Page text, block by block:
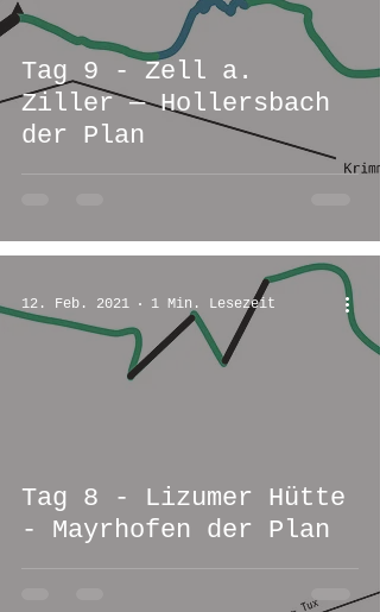
Tag 9 - Zell a.
Ziller — Hollersbach
der Plan
Tag 8 - Lizumer Hütte
- Mayrhofen der Plan
12. Feb. 2021 1 Min. Lesezeit